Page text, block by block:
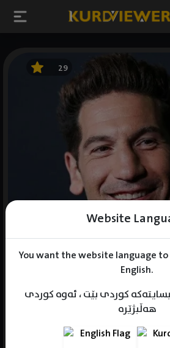
Website
You want the website language to
English.
کوردی بێت ، ئەوە کوردی
هەڵبژێرە
29
Gender : male